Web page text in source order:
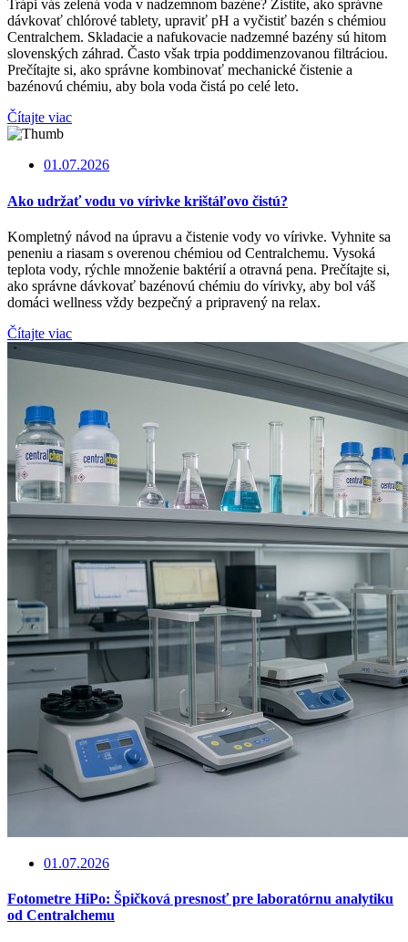
Trápi vás zelená voda v nadzemnom bazéne? Zistite, ako správne
dávkovať chlórové tablety, upraviť pH a vyčistiť bazén s chémiou
Centralchem. Skladacie a nafukovacie nadzemné bazény sú hitom
slovenských záhrad. Často však trpia poddimenzovanou filtráciou.
Prečítajte si, ako správne kombinovať mechanické čistenie a
bazénovú chémiu, aby bola voda čistá po celé leto.
Čítajte viac
01.07.2026
Ako udržať vodu vo vírivke krištáľovo čistú?
Kompletný návod na úpravu a čistenie vody vo vírivke. Vyhnite sa
peneniu a riasam s overenou chémiou od Centralchemu. Vysoká
teplota vody, rýchle množenie baktérií a otravná pena. Prečítajte si,
ako správne dávkovať bazénovú chémiu do vírivky, aby bol váš
domáci wellness vždy bezpečný a pripravený na relax.
Čítajte viac
01.07.2026
Fotometre HiPo: Špičková presnosť pre laboratórnu analytiku
od Centralchemu